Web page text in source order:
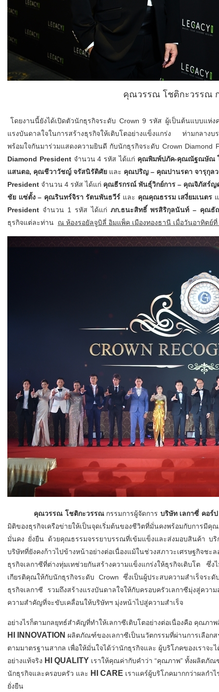
คุณวรรณ โชติกะวรรณ
โดยงานนี้ยังได้เปิดตัวนักธุรกิจระดับ Crown 9 รหัส ผู้เป็นต้นแบบแห่ง
แรงบันดาลใจในการสร้างธุรกิจให้เติบโตอย่างแข็งแกร่ง ท่ามกลางบ
พร้อมใจกันมาร่วมแสดงความยินดี กับนักธุรกิจระดับ Crown
Diamond President จำนวน 4 รหัส ได้แก่ คุณพิมพ์ปภัค-คุณณัฐณษัณ โ
แสนตอ, คุณชีวาวัชญ์ จรัสนิรัติศัย และ คุณปริญ – คุณปานรดา จารุกุล
President จำนวน 4 รหัส ได้แก่ คุณธีรกรณ์ พันธุ์วิกย์การ – คุณจิภัสร์
ชัย แซ่ตั้ง – คุณรินทร์จิรา รัตนพันธวีร์ และ คุณคุณธรรม เสงี่ยมเนตร
President จำนวน 1 รหัส ได้แก่ ภก.ธนะสิทธิ์ พรสิริกุลนันท์ – คุณธั
ธุรกิจแต่ละท่าน ณ ห้องรอยัลจูบิลี่ อิมแพ็ค เมืองทองธานี เมื่อวันอาทิตย์ที่
คุณวรรณ โชติกะวรรณ กรรมการผู้จัดการ บริษัท เลกาซี่ คอร์
มิติของธุรกิจเครือข่ายให้เป็นจุดเริ่มต้นของชีวิตที่มั่นคงพร้อมกับการมี
มั่นคง ยั่งยืน ด้วยคุณธรรมจรรยาบรรณที่เข้มแข็งและส่งมอบสินค้า บ
บริษัทที่ยังคงก้าวไปข้างหน้าอย่างต่อเนื่องแม้ในช่วงสภาวะเศรษฐกิจช
ธุรกิจเลกาซีที่ต่างทุ่มเทช่วยกันสร้างความแข็งแกร่งให้ธุรกิจเติบโต ซึ่
เกียรติคุณให้กับนักธุรกิจระดับ Crown ซึ่งเป็นผู้ประสบความสำเร็จระ
ธุรกิจเลกาซี รวมถึงสร้างแรงบันดาลใจให้กับครอบครัวเลกาซีมุ่งสู่คว
ความสำคัญที่จะขับเคลื่อนให้บริษัทฯ มุ่งหน้าไปสู่ความสำเร็จ
อย่างไรก็ตามกลยุทธ์สำคัญที่ทำให้เลกาซีเติบโตอย่างต่อเนื่องคือ คุณภ
HI INNOVATION ผลิตภัณฑ์ของเลกาซีเป็นนวัตกรรมที่ผ่านการเลือก
ตามมาตรฐานสากล เพื่อให้มั่นใจได้ว่านักธุรกิจและ ผู้บริโภคของเรา
อย่างแท้จริง HI QUALITY เราให้คุณค่ากับคำว่า “คุณภาพ” ทั้งผลิตภั
นักธุรกิจและครอบครัว และ HI CARE เราแคร์ผู้บริโภคมากกว่าผลกำไ
ยั่งยืน